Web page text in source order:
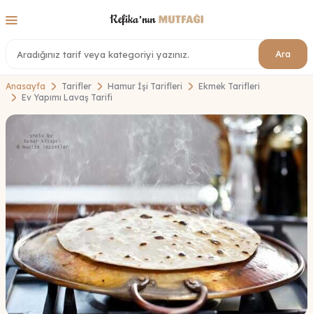
Ara
Anasayfa Tarifler Hamur İşi Tarifleri
Ekmek Tarifleri
Ev Yapımı Lavaş Tarifi